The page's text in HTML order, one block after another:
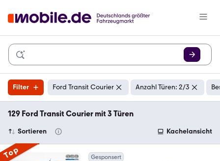
Filter Ford Transit Courier Anzahl Türen: 2/3
129 Ford Transit Courier mit 3 Türen
Sortieren Kachelansicht
Top Gesponsert